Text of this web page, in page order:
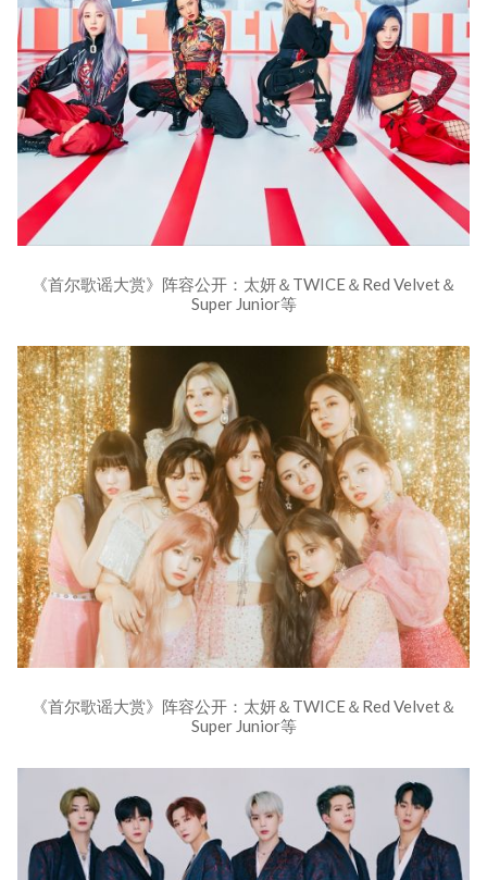
《首尔歌谣大赏》阵容公开：太妍＆TWICE＆Red Velvet＆
Super Junior等
《首尔歌谣大赏》阵容公开：太妍＆TWICE＆Red Velvet＆
Super Junior等